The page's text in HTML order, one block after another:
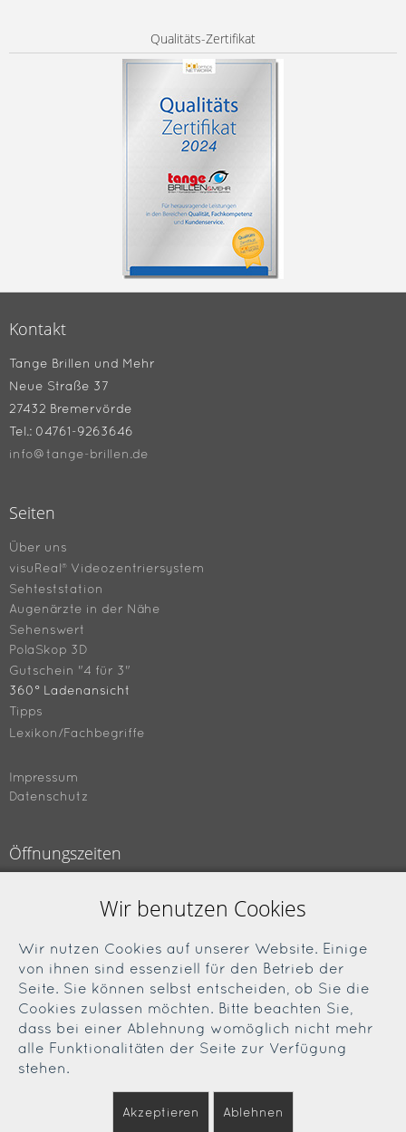
Qualitäts-Zertifikat
Kontakt
Tange Brillen und Mehr
Neue Straße 37
27432 Bremervörde
Tel.: 04761-9263646
info@tange-brillen.de
Seiten
Über uns
visuReal® Videozentriersystem
Sehteststation
Augenärzte in der Nähe
Sehenswert
PolaSkop 3D
Gutschein "4 für 3"
360° Ladenansicht
Tipps
Lexikon/Fachbegriffe
Impressum
Datenschutz
Öffnungszeiten
09.00 bis 18.00 Uhr
Samstag
09.00 bis 13.00 Uhr
Soziale Medien
Facebook
Wir benutzen Cookies
Wir nutzen Cookies auf unserer Website. Einige
von ihnen sind essenziell für den Betrieb der
Seite. Sie können selbst entscheiden, ob Sie die
Cookies zulassen möchten. Bitte beachten Sie,
dass bei einer Ablehnung womöglich nicht mehr
alle Funktionalitäten der Seite zur Verfügung
stehen.
Akzeptieren Ablehnen